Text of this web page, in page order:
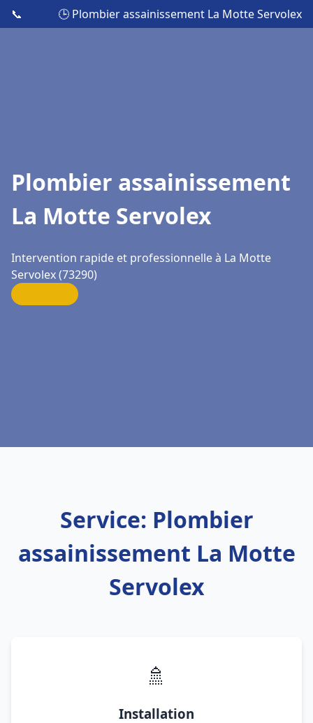
📞 🕒 Plombier assainissement La Motte Servolex
Plombier assainissement
La Motte Servolex
Intervention rapide et professionnelle à La Motte
Servolex (73290)
Service: Plombier
assainissement La Motte
Servolex
🚿
Installation